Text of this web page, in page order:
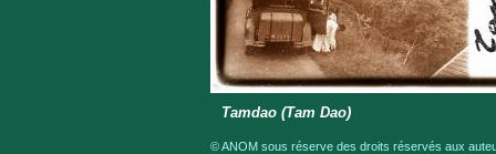
Tamdao (Tam Dao)
© ANOM sous réserve des droits réservés aux